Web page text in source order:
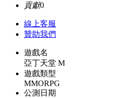
貢獻0
線上客服
贊助我們
遊戲名
亞丁天堂 M
遊戲類型
MMORPG
公測日期